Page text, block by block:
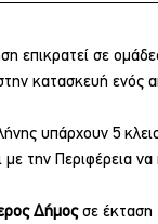
επικρατεί σε
κατασκευή ενός
υπάρχουν 5
την Περιφέρεια
Δήμος σε έκταση